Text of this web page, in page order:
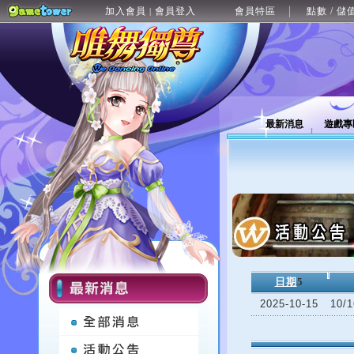
加入會員 | 會員登入 會員特區 點數 / 儲
最新消息 遊戲
日期 5
2025-10-15
10/